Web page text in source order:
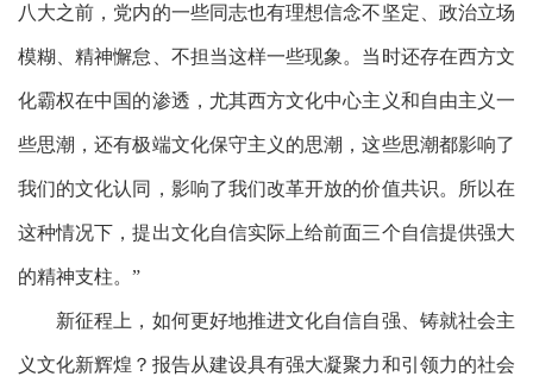
八大之前，党内的一些同志也有理想信念不坚定、政治立场
模糊、精神懈怠、不担当这样一些现象。当时还存在西方文
化霸权在中国的渗透，尤其西方文化中心主义和自由主义一
些思潮，还有极端文化保守主义的思潮，这些思潮都影响了
我们的文化认同，影响了我们改革开放的价值共识。所以在
这种情况下，提出文化自信实际上给前面三个自信提供强大
的精神支柱。”
新征程上，如何更好地推进文化自信自强、铸就社会主
义文化新辉煌？报告从建设具有强大凝聚力和引领力的社会